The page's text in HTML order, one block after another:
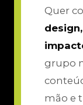
Quer
grupo
mão e